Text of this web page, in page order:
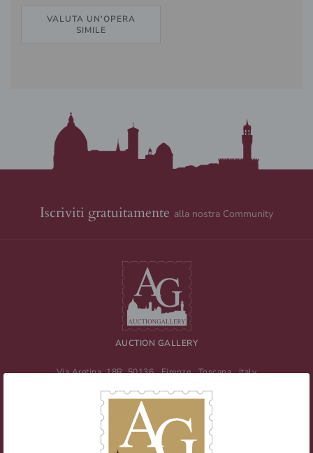
VALUTA UN'OPERA
SIMILE
Iscriviti gratuitamente alla nostra Community
AUCTION GALLERY
Via Aretina, 18R 50136 Firenze,Toscana,Italy
E-mail:info@auctiongallery.it
Partita IVA: